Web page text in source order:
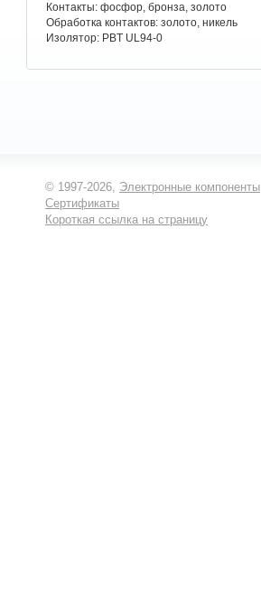
Контакты: фосфор, бронза, золото
Обработка контактов: золото, никель
Изолятор: PBT UL94-0
© 1997-2026, Электронные компоненты
Сертификаты
Короткая ссылка на страницу